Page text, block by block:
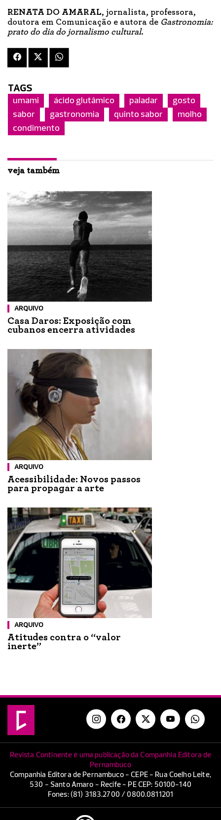
RENATA DO AMARAL, jornalista, professora,
doutora em Comunicação e autora de Gastronomia:
prato do dia do jornalismo cultural.
TAGS
umami ácido glutâmico paladar
gosto
sabor
gastronomia quinto sabor
molho
condimento
veja também
ARQUIVO
Casa Daros: Exposição com
cubanos encerra atividades
ARQUIVO
Acessibilidade: Novos passos
para propagar a arte
ARQUIVO
Atitudes contra o “valor
inerte”
Revista Continente é uma publicação da Companhia Editora de
Pernambuco
Companhia Editora de Pernambuco - CEPE - Rua Coelho Leite,
530 - Santo Amaro - Recife - PE CEP: 50100-140
Fones: (81) 3183.2700 / 0800.0811201